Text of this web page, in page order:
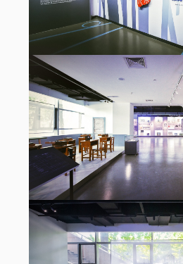
Athlétisme et
Logement et
Santé et bien-
Style étudiant